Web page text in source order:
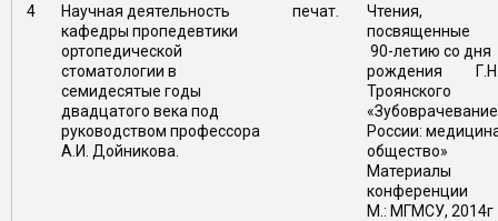
4
Научная деятельность
кафедры пропедевтики
ортопедической
стоматологии в
семидесятые годы
двадцатого века под
руководством профессора
А.И. Дойникова.
печат.
Чтения,
90-летию со дня
рождения
Троянского
России:
общество»
Материалы
М.: МГМСУ, 2014г